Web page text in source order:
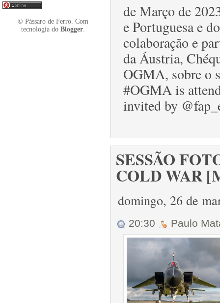
© Pássaro de Ferro. Com
tecnologia do Blogger.
de Março de
e Portuguesa e
colaboração e
da Áustria,
OGMA, sobre o
#OGMA is
invited by
SESSÃO
COLD WAR
domingo, 26 de
20:30 Paulo